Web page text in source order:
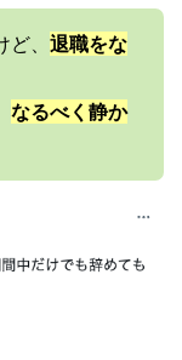
、 退職をな
なるべく静か